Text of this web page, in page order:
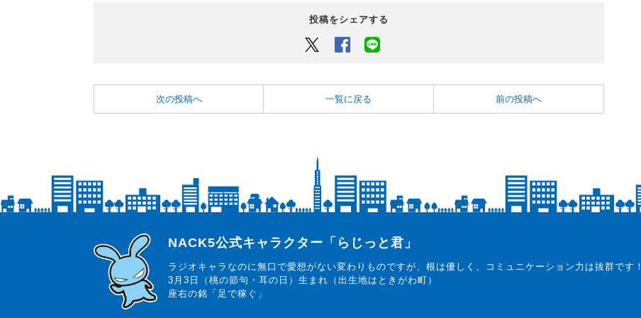
投稿をシェアする
Twitter Facebook
次の投稿へ 一覧に戻る 前の投稿へ
らじっと君
NACK5公式キャラクター「らじっと君」
ラジオキャラなのに無口で愛想がない変わりものですが、根は優しく、コミュニケーション力は抜群です！
3月3日（桃の節句・耳の日）生まれ（出生地はときがわ町）
座右の銘「足で稼ぐ」